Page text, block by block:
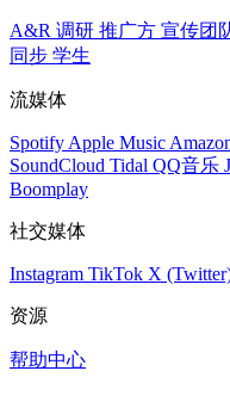
A&R 调研 推广方 宣传团
同步 学生
流媒体
Spotify Apple Music
SoundCloud Tidal QQ音乐
Boomplay
社交媒体
Instagram TikTok X
资源
帮助中心